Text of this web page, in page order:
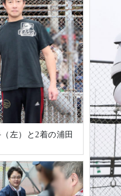
左）と2着の浦田